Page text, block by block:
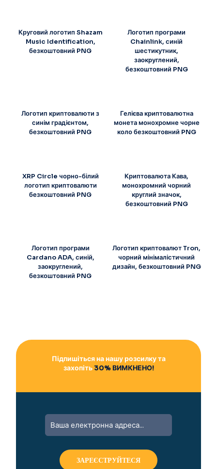
Круговий логотип Shazam
Music Identification,
безкоштовний PNG
Логотип програми
Chainlink, синій
шестикутник,
заокруглений,
безкоштовний PNG
Логотип криптовалюти з
синім градієнтом,
безкоштовний PNG
Гелієва криптовалютна
монета монохромне чорне
коло безкоштовний PNG
XRP Circle чорно-білий
логотип криптовалюти
безкоштовний PNG
Криптовалюта Кава,
монохромний чорний
круглий значок,
безкоштовний PNG
Логотип програми
Cardano ADA, синій,
заокруглений,
безкоштовний PNG
Логотип криптовалют Tron,
чорний мінімалістичний
дизайн, безкоштовний PNG
Підпишіться на нашу розсилку та
захопіть30% ВИМКНЕНО!